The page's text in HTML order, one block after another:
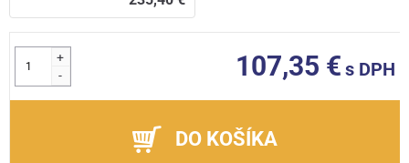
+
-
107,35 € s DPH
DO KOŠÍKA